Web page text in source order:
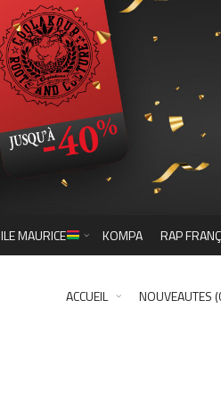
ILE MAURICE KOMPA RAP
ACCUEIL NOUVEAUTES